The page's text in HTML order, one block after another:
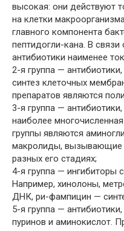
высокая: они действуют
на клетки
главного компонента
пептидогли-кана. В
антибиотики наименее
2-я группа —
синтез клеточных
препаратов являются
3-я группа —
наиболее
группы являются
макролиды, вызывающие
разных его стадиях;
4-я группа — ингибиторы
Например, хинолоны,
ДНК, ри-фампицин —
5-я группа —
пуринов и аминокислот.